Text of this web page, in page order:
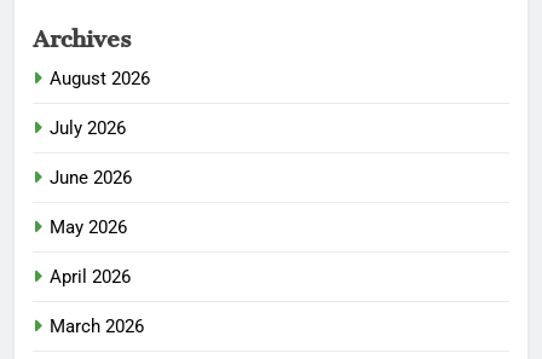
Archives
August 2026
July 2026
June 2026
May 2026
April 2026
March 2026